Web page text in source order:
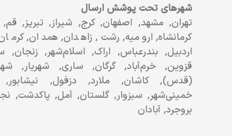
شهرهای تحت پوشش ارسال
تهران, مشهد, اصفهان, کرج, شیراز, تبریز, قم,
کرمانشاه, ارومیه, رشت, زاهدان, همدان,
اردبیل, بندرعباس, اراک, اسلام‌شهر, زنجان,
قزوین, خرم‌آباد, گرگان, ساری, شهریار,
(قدس), کاشان, ملارد, دزفول, نیشابور,
خمینی‌شهر, سبزوار, گلستان, آمل, پاکدشت,
بروجرد, آبادان